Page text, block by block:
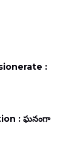
:
: ఘనంగా